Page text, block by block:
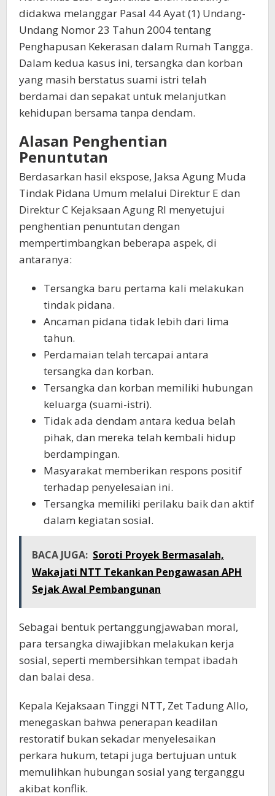
didakwa melanggar Pasal 44 Ayat (1) Undang-
Undang Nomor 23 Tahun 2004 tentang
Penghapusan Kekerasan dalam Rumah Tangga.
Dalam kedua kasus ini, tersangka dan korban
yang masih berstatus suami istri telah
berdamai dan sepakat untuk melanjutkan
kehidupan bersama tanpa dendam.
Alasan Penghentian
Penuntutan
Berdasarkan hasil ekspose, Jaksa Agung Muda
Tindak Pidana Umum melalui Direktur E dan
Direktur C Kejaksaan Agung RI menyetujui
penghentian penuntutan dengan
mempertimbangkan beberapa aspek, di
antaranya:
Tersangka baru pertama kali melakukan
tindak pidana.
Ancaman pidana tidak lebih dari lima
tahun.
Perdamaian telah tercapai antara
tersangka dan korban.
Tersangka dan korban memiliki hubungan
keluarga (suami-istri).
Tidak ada dendam antara kedua belah
pihak, dan mereka telah kembali hidup
berdampingan.
Masyarakat memberikan respons positif
terhadap penyelesaian ini.
Tersangka memiliki perilaku baik dan aktif
dalam kegiatan sosial.
BACA JUGA: Soroti Proyek Bermasalah,
Wakajati NTT Tekankan Pengawasan APH
Sejak Awal Pembangunan
Sebagai bentuk pertanggungjawaban moral,
para tersangka diwajibkan melakukan kerja
sosial, seperti membersihkan tempat ibadah
dan balai desa.
Kepala Kejaksaan Tinggi NTT, Zet Tadung Allo,
menegaskan bahwa penerapan keadilan
restoratif bukan sekadar menyelesaikan
perkara hukum, tetapi juga bertujuan untuk
memulihkan hubungan sosial yang terganggu
akibat konflik.